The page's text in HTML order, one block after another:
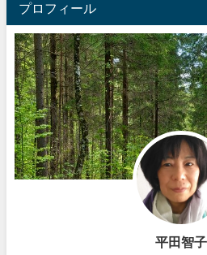
プロフィール
平田智子